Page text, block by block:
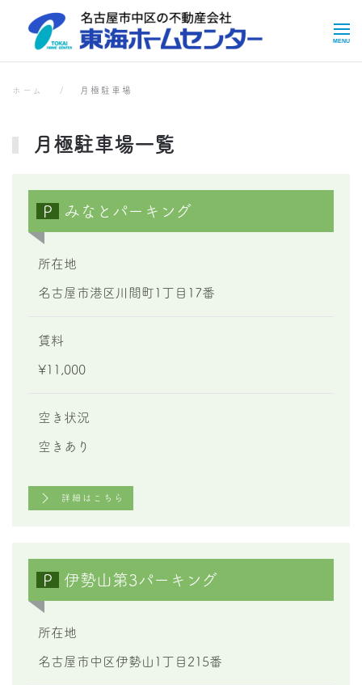
Skip to main content
月極駐車場
月極駐車場
ホーム 月極駐車場
月極駐車場一覧
P みなとパーキング
所在地
名古屋市港区川間町1丁目17番
賃料
¥11,000
空き状況
空きあり
詳細はこちら
P 伊勢山第3パーキング
所在地
名古屋市中区伊勢山1丁目215番